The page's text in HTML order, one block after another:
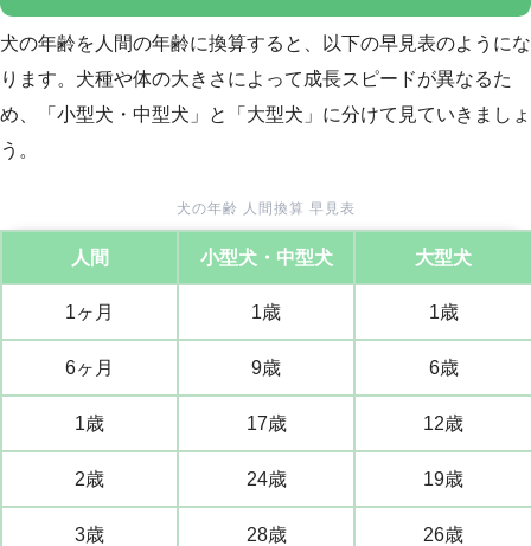
犬の年齢を人間の年齢に換算すると、以下の早見表のようにな
ります。犬種や体の大きさによって成長スピードが異なるた
め、「小型犬・中型犬」と「大型犬」に分けて見ていきましょ
う。
犬の年齢 人間換算 早見表
人間 小型犬・中型犬 大型犬
1ヶ月 1歳 1歳
6ヶ月 9歳 6歳
1歳 17歳 12歳
2歳 24歳 19歳
3歳 28歳 26歳